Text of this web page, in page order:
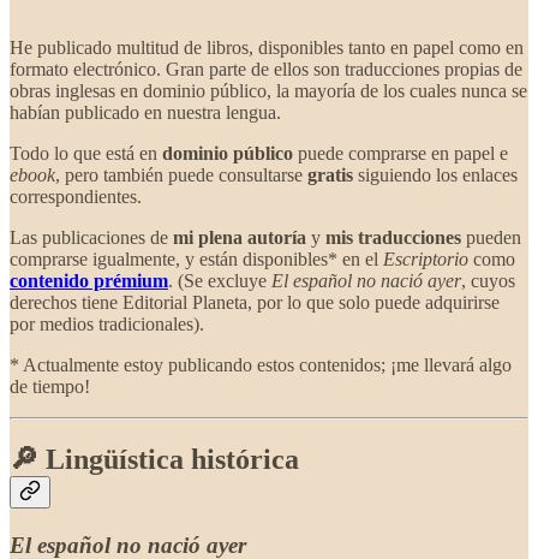
He publicado multitud de libros, disponibles tanto en papel como en
formato electrónico. Gran parte de ellos son traducciones propias de
obras inglesas en dominio público, la mayoría de los cuales nunca se
habían publicado en nuestra lengua.
Todo lo que está en dominio público puede comprarse en papel e
ebook, pero también puede consultarse gratis siguiendo los enlaces
correspondientes.
Las publicaciones de mi plena autoría y mis traducciones pueden
comprarse igualmente, y están disponibles* en el Escriptorio como
contenido prémium. (Se excluye El español no nació ayer, cuyos
derechos tiene Editorial Planeta, por lo que solo puede adquirirse
por medios tradicionales).
* Actualmente estoy publicando estos contenidos; ¡me llevará algo
de tiempo!
🔎 Lingüística histórica
El español no nació ayer